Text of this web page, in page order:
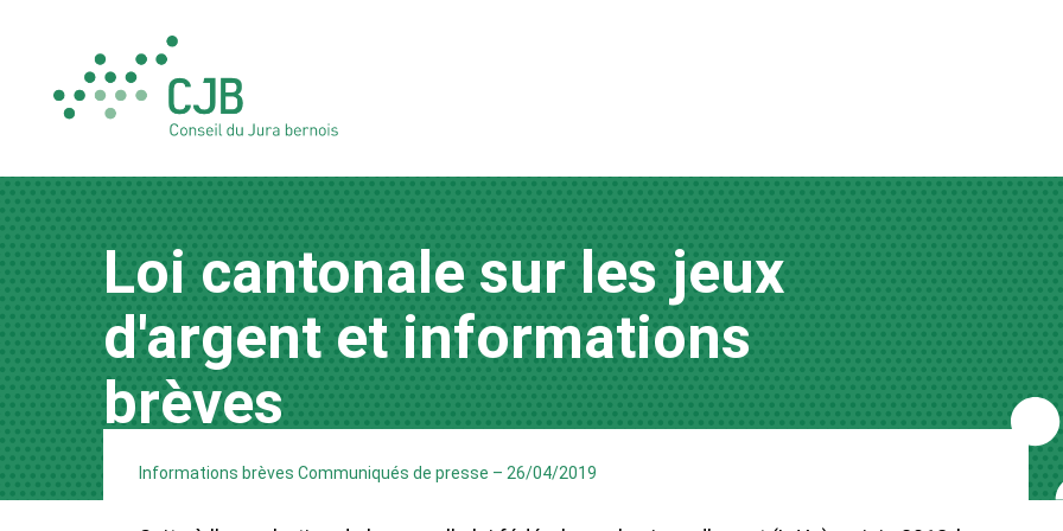
Loi cantonale sur les jeux
d'argent et informations
brèves
Informations brèves Communiqués de presse – 26/04/2019